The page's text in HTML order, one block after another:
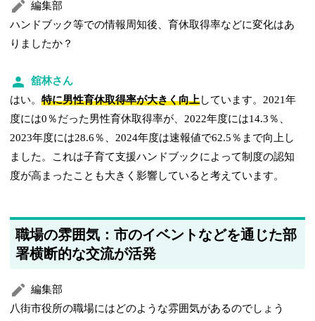
編集部
ハンドブック等での情報周知後、育休取得率などに変化はあ
りましたか？
舘林さん
はい。特に男性育休取得率が大きく向上しています。2021年
度には0％だった男性育休取得率が、2022年度には14.3％、
2023年度には28.6％、2024年度は速報値で62.5％まで向上し
ました。これは子育て支援ハンドブックによって制度の認知
度が高まったことも大きく影響していると考えています。
職場の雰囲気：市のイベントなどを通じた部
署横断的な交流が活発
編集部
八街市役所の職場にはどのような雰囲気があるのでしょう